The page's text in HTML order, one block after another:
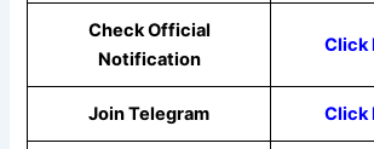
Check Official
Notification
Click
Join Telegram Click